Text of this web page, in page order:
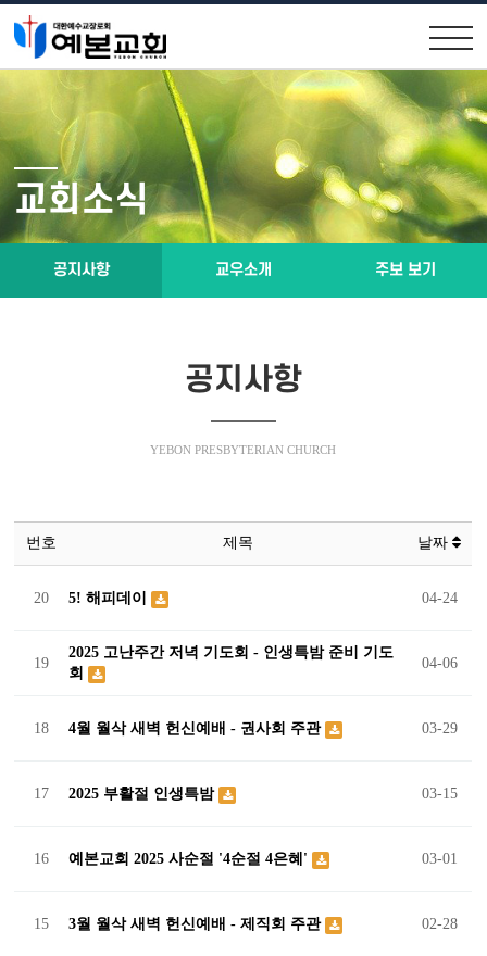
교회안내
원로목사인사
위임목사소개
교회연혁
제직구성
교회소식
공지사항
교우소식
행사앨범
교회소식
공지사항 교우소개 주보 보기
공지사항
YEBON PRESBYTERIAN CHURCH
번호 제목 날짜
20 5! 해피데이 04-24
19
2025 고난주간 저녁 기도회 - 인생특밤 준비 기도
회
04-06
18 4월 월삭 새벽 헌신예배 - 권사회 주관 03-29
17 2025 부활절 인생특밤 03-15
16 예본교회 2025 사순절 '4순절 4은혜' 03-01
15 3월 월삭 새벽 헌신예배 - 제직회 주관 02-28